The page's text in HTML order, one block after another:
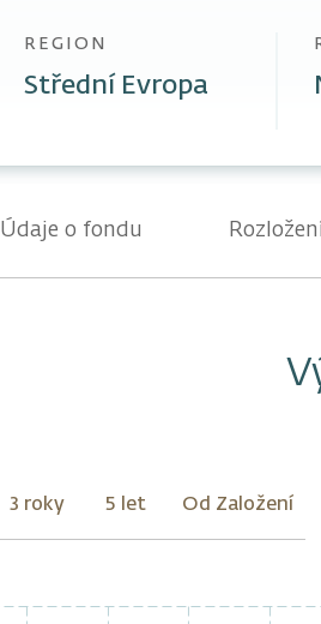
REGION
Střední Evropa
Údaje o fondu
3 roky 5 let Od Založení